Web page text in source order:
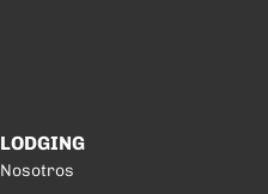
LODGING
Nosotros